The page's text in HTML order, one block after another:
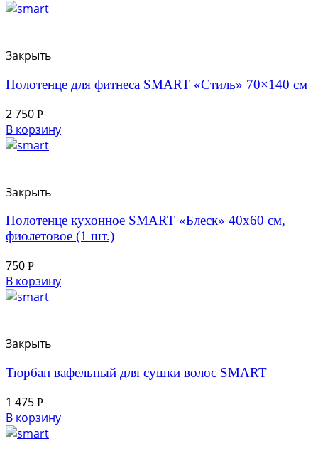
Закрыть
Полотенце для фитнеса SMART «Стиль» 70×140 см
2 750 Р
В корзину
Закрыть
Полотенце кухонное SMART «Блеск» 40х60 см,
фиолетовое (1 шт.)
750 Р
В корзину
Закрыть
Тюрбан вафельный для сушки волос SMART
1 475 Р
В корзину